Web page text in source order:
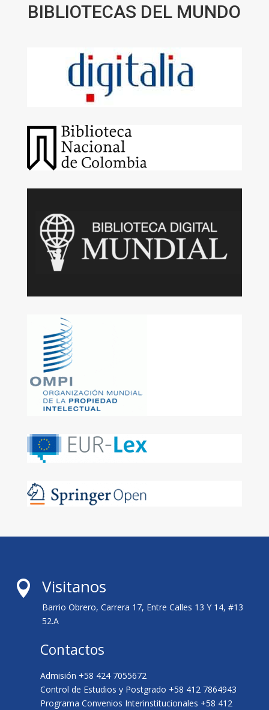
BIBLIOTECAS DEL MUNDO
 Visitanos
Barrio Obrero, Carrera 17, Entre Calles 13 Y 14, #13
52.A
Contactos
Admisión +58 424 7055672
Control de Estudios y Postgrado +58 412 7864943
Programa Convenios Interinstitucionales +58 412